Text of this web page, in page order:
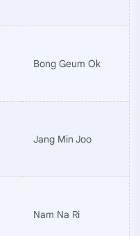
Bong Geum Ok
Jang Min Joo
Nam Na Ri